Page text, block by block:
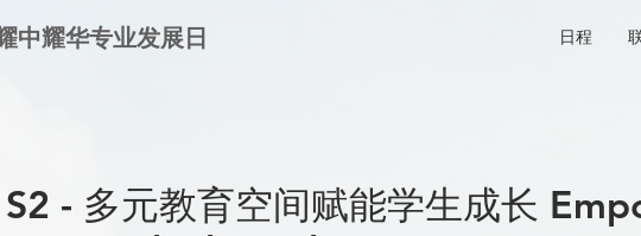
中耀华专业发展日 日程
S2 - 多元教育空间赋能学生成长